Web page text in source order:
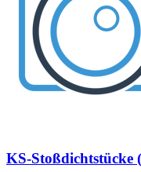
KS-Stoßdichtstücke